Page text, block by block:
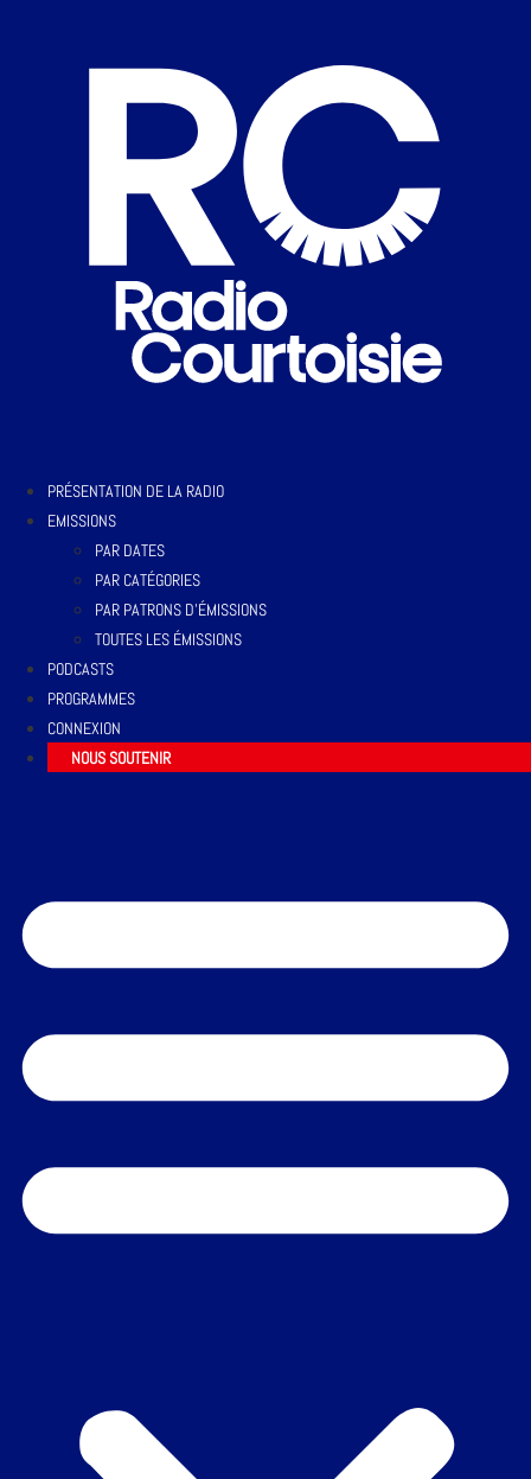
PRÉSENTATION DE LA RADIO
EMISSIONS
PAR DATES
PAR CATÉGORIES
PAR PATRONS D’ÉMISSIONS
TOUTES LES ÉMISSIONS
PODCASTS
PROGRAMMES
CONNEXION
NOUS SOUTENIR